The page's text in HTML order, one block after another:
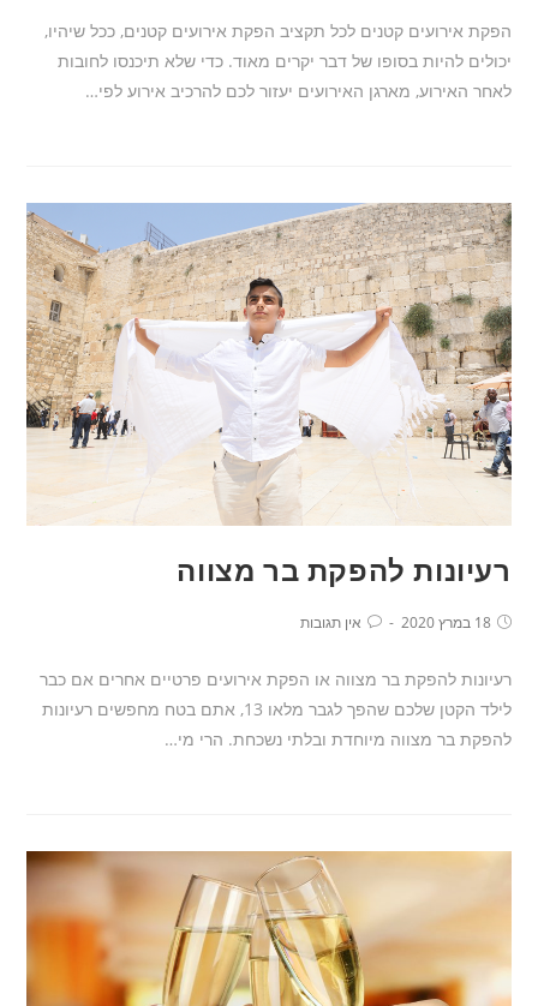
הפקת אירועים קטנים לכל תקציב הפקת אירועים קטנים, ככל שיהיו,
יכולים להיות בסופו של דבר יקרים מאוד. כדי שלא תיכנסו לחובות
לאחר האירוע, מארגן האירועים יעזור לכם להרכיב אירוע לפי…
רעיונות להפקת בר מצווה
18 במרץ 2020 אין תגובות
רעיונות להפקת בר מצווה או הפקת אירועים פרטיים אחרים אם כבר
לילד הקטן שלכם שהפך לגבר מלאו 13, אתם בטח מחפשים רעיונות
להפקת בר מצווה מיוחדת ובלתי נשכחת. הרי מי…